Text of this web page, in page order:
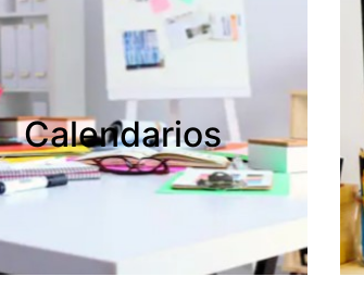
Calendarios
Calendarios
Creamos tus calendarios
personalizados